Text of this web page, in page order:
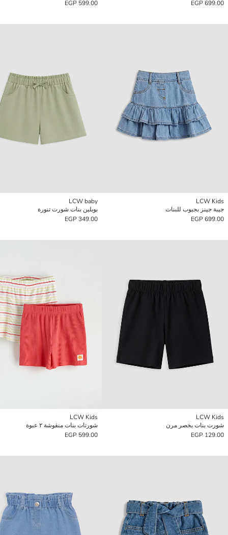
699.00 EGP
599.00 EGP
LCW Kids
جيبة جينز بجيوب للبنات
699.00 EGP
LCW baby
بوبلين بنات شورت تنورة
349.00 EGP
LCW Kids
شورت بنات بخصر مرن
129.00 EGP
LCW Kids
شورتات بنات منقوشة ٢ عبوة
599.00 EGP